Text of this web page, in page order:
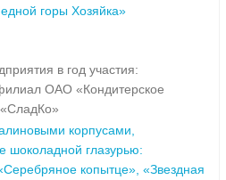
горы Хозяйка»
в год участия:
ОАО «Кондитерское
корпусами,
шоколадной глазурью:
копытце», «Звездная